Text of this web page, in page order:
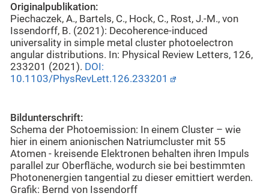
Originalpublikation:
Piechaczek, A., Bartels, C., Hock, C., Rost, J.-M., von
Issendorff, B. (2021): Decoherence-induced
universality in simple metal cluster photoelectron
angular distributions. In: Physical Review Letters, 126,
233201 (2021). DOI:
10.1103/PhysRevLett.126.233201
Bildunterschrift:
Schema der Photoemission: In einem Cluster – wie
hier in einem anionischen Natriumcluster mit 55
Atomen - kreisende Elektronen behalten ihren Impuls
parallel zur Oberfläche, wodurch sie bei bestimmten
Photonenergien tangential zu dieser emittiert werden.
Grafik: Bernd von Issendorff